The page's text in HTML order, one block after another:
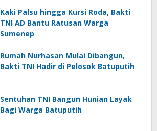
Kaki Palsu hingga Kursi Roda, Bakti
TNI AD Bantu Ratusan Warga
Sumenep
Rumah Nurhasan Mulai Dibangun,
Bakti TNI Hadir di Pelosok Batuputih
Sentuhan TNI Bangun Hunian Layak
Bagi Warga Batuputih